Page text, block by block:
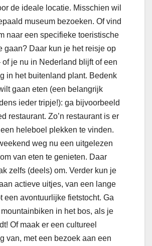
de ideale locatie. Misschien wil
museum bezoeken. Of vind
naar een specifieke toeristische
gaan? Daar kun je het reisje op
of je nu in Nederland blijft of een
in het buitenland plant. Bedenk
gaan eten (een belangrijk
ieder tripje!): ga bijvoorbeeld
restaurant. Zo’n restaurant is er
heleboel plekken te vinden.
weg nu een uitgelezen
van eten te genieten. Daar
zelfs (deels) om. Verder kun je
actieve uitjes, van een lange
een avontuurlijke fietstocht. Ga
in het bos, als je
Of maak er een cultureel
van, met een bezoek aan een